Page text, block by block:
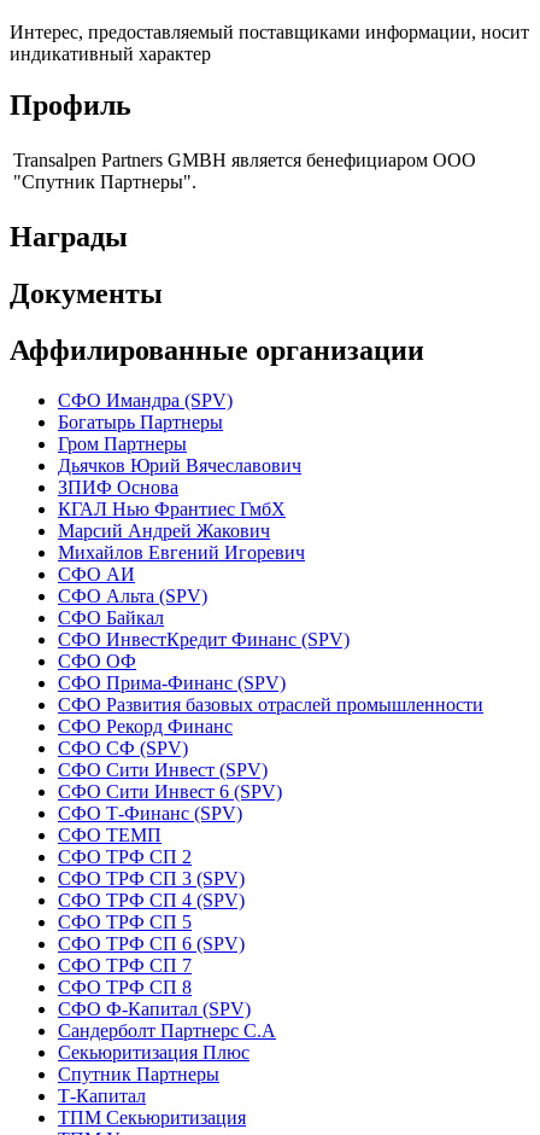
Интерес, предоставляемый поставщиками информации, носит
индикативный характер
Профиль
Transalpen Partners GMBH является бенефициаром ООО
"Спутник Партнеры".
Награды
Документы
Аффилированные организации
CФО Имандра (SPV)
Богатырь Партнеры
Гром Партнеры
Дьячков Юрий Вячеславович
ЗПИФ Основа
КГАЛ Нью Франтиес ГмбХ
Марсий Андрей Жакович
Михайлов Евгений Игоревич
СФО АИ
СФО Альта (SPV)
СФО Байкал
СФО ИнвестКредит Финанс (SPV)
СФО ОФ
СФО Прима-Финанс (SPV)
СФО Развития базовых отраслей промышленности
СФО Рекорд Финанс
СФО СФ (SPV)
СФО Сити Инвест (SPV)
СФО Сити Инвест 6 (SPV)
СФО Т-Финанс (SPV)
СФО ТЕМП
СФО ТРФ СП 2
СФО ТРФ СП 3 (SPV)
СФО ТРФ СП 4 (SPV)
СФО ТРФ СП 5
СФО ТРФ СП 6 (SPV)
СФО ТРФ СП 7
СФО ТРФ СП 8
СФО Ф-Капитал (SPV)
Сандерболт Партнерс С.А
Секьюритизация Плюс
Спутник Партнеры
Т-Капитал
ТПМ Секьюритизация